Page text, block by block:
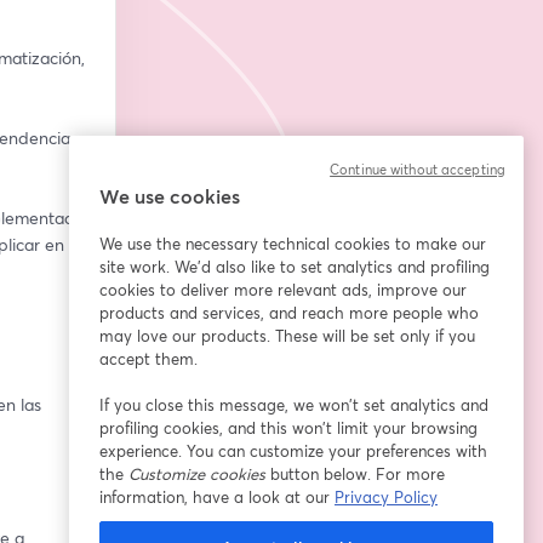
en tu
las
a
We use cookies
We use the necessary technical cookies to make our
site work. We'd also like to set analytics and profiling
cookies to deliver more relevant ads, improve our
products and services, and reach more people who
may love our products. These will be set only if you
accept them.
If you close this message, we won’t set analytics and
profiling cookies, and this won’t limit your browsing
experience. You can customize your preferences with
the Customize cookiesbutton below. For more
information, have a look at our Privacy Policy
Continue without accepting